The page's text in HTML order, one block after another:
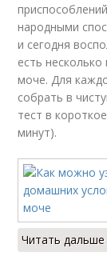
народными
и сегодня
есть
моче. Для
собрать в
тест в
минут).
Читать